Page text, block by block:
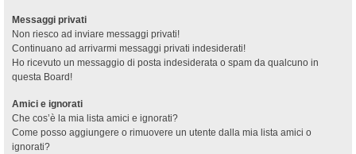
Messaggi privati
Non riesco ad inviare messaggi privati!
Continuano ad arrivarmi messaggi privati indesiderati!
Ho ricevuto un messaggio di posta indesiderata o spam da qualcuno in
questa Board!
Amici e ignorati
Che cos’è la mia lista amici e ignorati?
Come posso aggiungere o rimuovere un utente dalla mia lista amici o
ignorati?